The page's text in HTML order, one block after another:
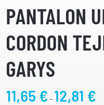
PANTALON
CORDON
GARYS
11,65 € - 12,81 €